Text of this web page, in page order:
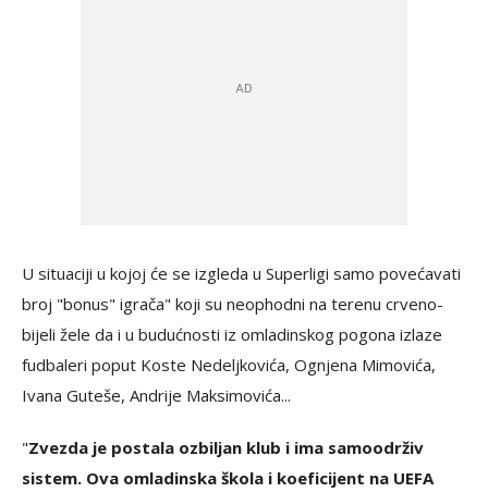
U situaciji u kojoj će se izgleda u Superligi samo povećavati
broj "bonus" igrača" koji su neophodni na terenu crveno-
bijeli žele da i u budućnosti iz omladinskog pogona izlaze
fudbaleri poput Koste Nedeljkovića, Ognjena Mimovića,
Ivana Guteše, Andrije Maksimovića...
"Zvezda je postala ozbiljan klub i ima samoodrživ
sistem. Ova omladinska škola i koeficijent na UEFA